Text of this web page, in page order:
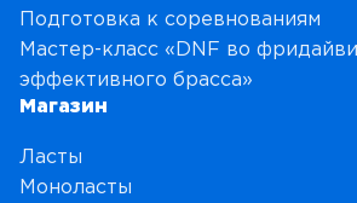
Подготовка к соревнованиям
Мастер-класс «DNF во
эффективного брасса»
Магазин
Ласты
Моноласты